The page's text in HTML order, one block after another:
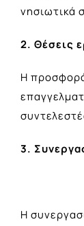
νησιωτικά
2. Θέσεις
Η
3.
Η